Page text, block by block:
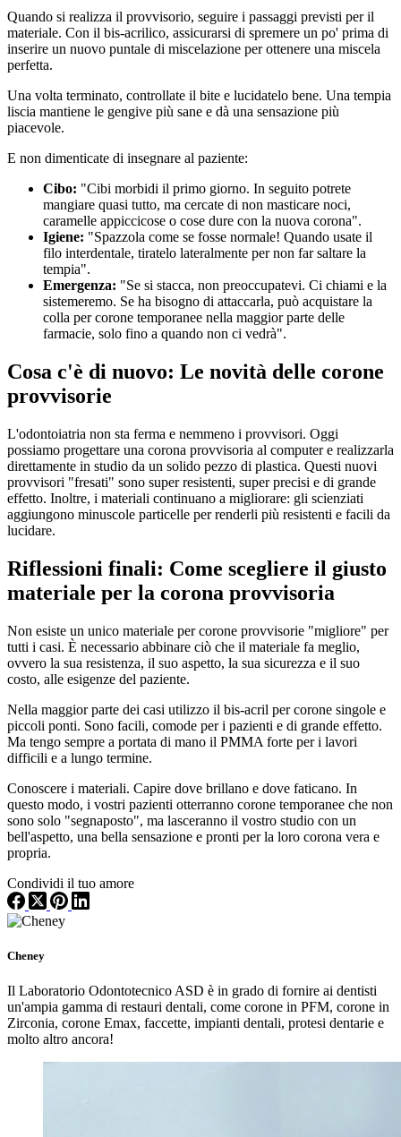
Quando si realizza il provvisorio, seguire i passaggi previsti per il
materiale. Con il bis-acrilico, assicurarsi di spremere un po' prima di
inserire un nuovo puntale di miscelazione per ottenere una miscela
perfetta.
Una volta terminato, controllate il bite e lucidatelo bene. Una tempia
liscia mantiene le gengive più sane e dà una sensazione più
piacevole.
E non dimenticate di insegnare al paziente:
Cibo: "Cibi morbidi il primo giorno. In seguito potrete
mangiare quasi tutto, ma cercate di non masticare noci,
caramelle appiccicose o cose dure con la nuova corona".
Igiene: "Spazzola come se fosse normale! Quando usate il
filo interdentale, tiratelo lateralmente per non far saltare la
tempia".
Emergenza: "Se si stacca, non preoccupatevi. Ci chiami e la
sistemeremo. Se ha bisogno di attaccarla, può acquistare la
colla per corone temporanee nella maggior parte delle
farmacie, solo fino a quando non ci vedrà".
Cosa c'è di nuovo: Le novità delle corone
provvisorie
L'odontoiatria non sta ferma e nemmeno i provvisori. Oggi
possiamo progettare una corona provvisoria al computer e realizzarla
direttamente in studio da un solido pezzo di plastica. Questi nuovi
provvisori "fresati" sono super resistenti, super precisi e di grande
effetto. Inoltre, i materiali continuano a migliorare: gli scienziati
aggiungono minuscole particelle per renderli più resistenti e facili da
lucidare.
Riflessioni finali: Come scegliere il giusto
materiale per la corona provvisoria
Non esiste un unico materiale per corone provvisorie "migliore" per
tutti i casi. È necessario abbinare ciò che il materiale fa meglio,
ovvero la sua resistenza, il suo aspetto, la sua sicurezza e il suo
costo, alle esigenze del paziente.
Nella maggior parte dei casi utilizzo il bis-acril per corone singole e
piccoli ponti. Sono facili, comode per i pazienti e di grande effetto.
Ma tengo sempre a portata di mano il PMMA forte per i lavori
difficili e a lungo termine.
Conoscere i materiali. Capire dove brillano e dove faticano. In
questo modo, i vostri pazienti otterranno corone temporanee che non
sono solo "segnaposto", ma lasceranno il vostro studio con un
bell'aspetto, una bella sensazione e pronti per la loro corona vera e
propria.
Condividi il tuo amore
Cheney
Il Laboratorio Odontotecnico ASD è in grado di fornire ai dentisti
un'ampia gamma di restauri dentali, come corone in PFM, corone in
Zirconia, corone Emax, faccette, impianti dentali, protesi dentarie e
molto altro ancora!